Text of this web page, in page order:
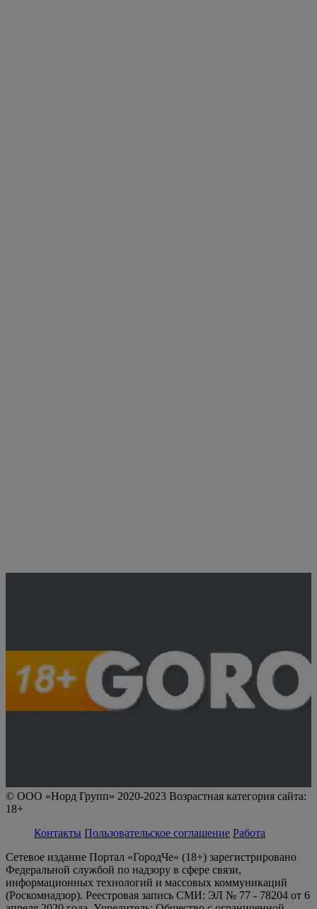
© ООО «Норд Групп» 2020-2023 Возрастная категория сайта:
18+
Контакты Пользовательское соглашение Работа
Сетевое издание Портал «ГородЧе» (18+) зарегистрировано
Федеральной службой по надзору в сфере связи,
информационных технологий и массовых коммуникаций
(Роскомнадзор). Реестровая запись СМИ: ЭЛ № 77 - 78204 от 6